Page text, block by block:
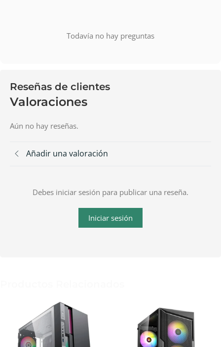
Todavía no hay preguntas
Reseñas de clientes
Valoraciones
Aún no hay reseñas.
Añadir una valoración
Debes iniciar sesión para publicar una reseña.
Iniciar sesión